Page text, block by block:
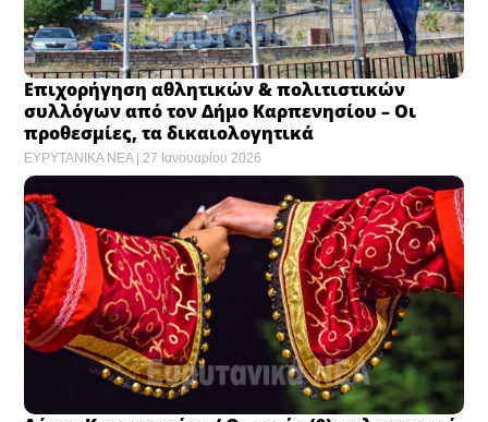
Επιχορήγηση αθλητικών & πολιτιστικών
συλλόγων από τον Δήμο Καρπενησίου – Οι
προθεσμίες, τα δικαιολογητικά
ΕΥΡΥΤΑΝΙΚΑ ΝΕΑ 27 Ιανουαρίου 2026